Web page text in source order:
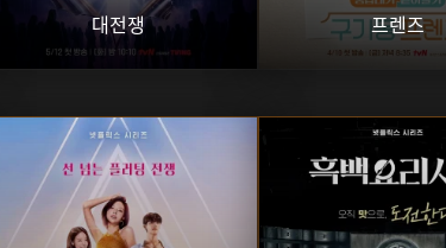
121
136
대전쟁
프렌즈